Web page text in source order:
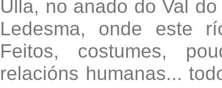
Ulla, no anado do Val
Ledesma, onde este
Feitos, costumes,
relacións humanas...